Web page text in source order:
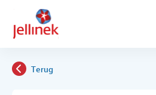
Terug